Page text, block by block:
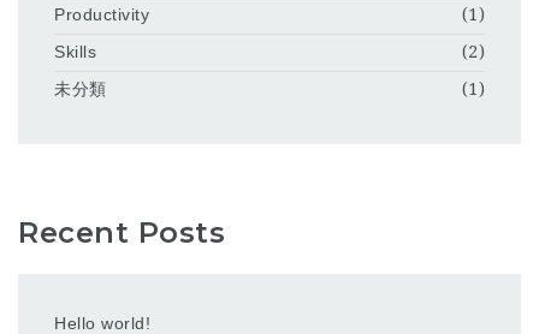
Productivity
(1)
Skills
(2)
未分類
(1)
Recent Posts
Hello world!